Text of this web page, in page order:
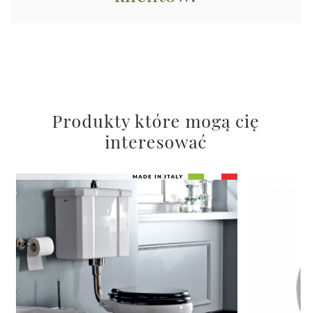
Produkty które mogą cię
interesować